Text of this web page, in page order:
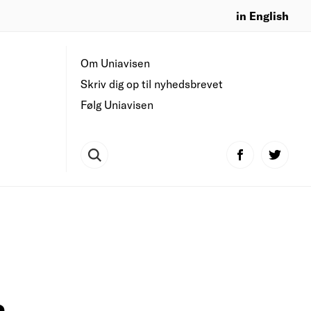
in English
Om Uniavisen
Skriv dig op til nyhedsbrevet
Følg Uniavisen